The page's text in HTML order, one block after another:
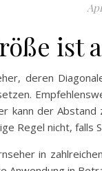
ist
deren
kann der
Regel nicht,
in